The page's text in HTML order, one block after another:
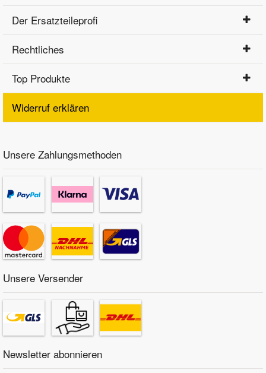
Der Ersatzteileprofi
Rechtliches
Top Produkte
Widerruf erklären
Unsere Zahlungsmethoden
Unsere Versender
Newsletter abonnieren